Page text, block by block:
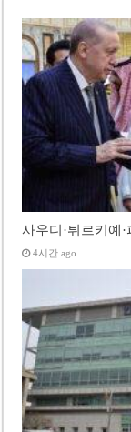
사우디·튀르키예
4시간 ago